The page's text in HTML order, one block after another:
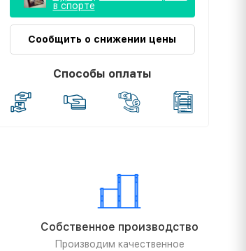
в спорте
Сообщить о снижении цены
Способы оплаты
Собственное производство
Производим качественное